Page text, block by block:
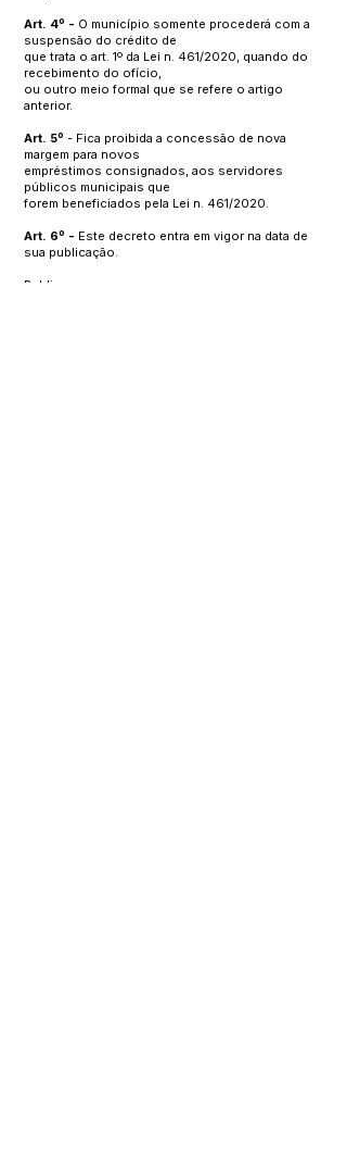
Art. 4º - O município somente procederá com a
suspensão do crédito de
que trata o art. 1º da Lei n. 461/2020, quando do
recebimento do ofício,
ou outro meio formal que se refere o artigo
anterior.
Art. 5º - Fica proibida a concessão de nova
margem para novos
empréstimos consignados, aos servidores
públicos municipais que
forem beneficiados pela Lei n. 461/2020.
Art. 6º - Este decreto entra em vigor na data de
sua publicação.
Publique-se.